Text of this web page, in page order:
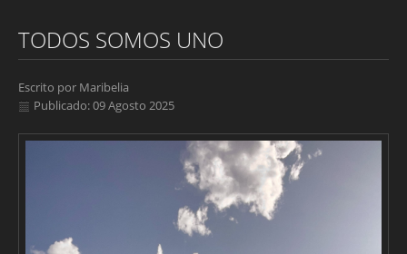
TODOS SOMOS UNO
Escrito por Maribelia
Publicado: 09 Agosto 2025